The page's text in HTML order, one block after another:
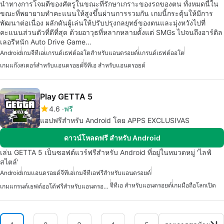
นำทางการโจมตีของศัตรูในขณะที่รักษาเกราะของรถของตน ทั้งหมดนี้ใน
ขณะที่พยายามทำคะแนนให้สูงขึ้นผ่านการรวมกัน เกมนี้กระตุ้นให้มีการ
พัฒนาต่อเนื่อง ผลักดันผู้เล่นให้ปรับปรุงกลยุทธ์ของตนและมุ่งหวังไปที่
คะแนนส่วนตัวที่ดีที่สุด ด้วยอาวุธที่หลากหลายตั้งแต่ SMGs ไปจนถึงอาร์ติล
เลอรีหนัก Auto Drive Game…
Androidเกมจีทีเอแกรนด์เธฟต์ออโตสำหรับแอนดรอยด์แกรนด์เธฟต์ออโต
เกมแก๊งสเตอร์สำหรับแอนดรอยด์จีทีเอ สำหรับแอนดรอยด์
Play GETTA 5
4.6 ฟรี
แอปฟรีสำหรับ Android โดย APPS EXCLUSIVAS
ดาวน์โหลดฟรี สำหรับ Android
เล่น GETTA 5 เป็นซอฟต์แวร์ฟรีสำหรับ Android ที่อยู่ในหมวดหมู่ 'ไลฟ์
สไตล์'
Androidเกมแอนดรอยด์จีทีเอเกมจีทีเอฟรีสำหรับแอนดรอยด์
เกมแกรนด์เธฟต์ออโต้ฟรีสำหรับแอนดรอยด์ จีทีเอ สำหรับแอนดรอยด์เกมมือถือโลกเปิด